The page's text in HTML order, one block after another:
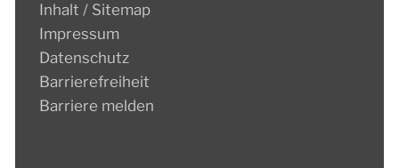
Inhalt / Sitemap
Impressum
Datenschutz
Barrierefreiheit
Barriere melden